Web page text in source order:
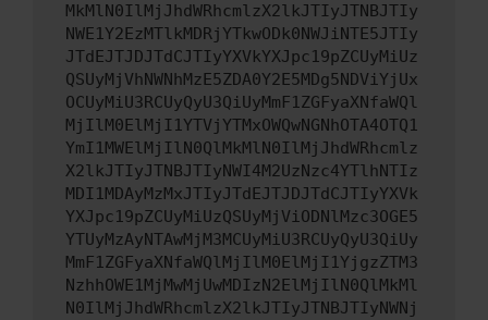
MkMlN0IlMjJhdWRhcmlzX2lkJTIyJTNBJTIy
NWE1Y2EzMTlkMDRjYTkwODk0NWJiNTE5JTIy
JTdEJTJDJTdCJTIyYXVkYXJpc19pZCUyMiUz
QSUyMjVhNWNhMzE5ZDA0Y2E5MDg5NDViYjUx
OCUyMiU3RCUyQyU3QiUyMmF1ZGFyaXNfaWQl
MjIlM0ElMjI1YTVjYTMxOWQwNGNhOTA4OTQ1
YmI1MWElMjIlN0QlMkMlN0IlMjJhdWRhcmlz
X2lkJTIyJTNBJTIyNWI4M2UzNzc4YTlhNTIz
MDI1MDAyMzMxJTIyJTdEJTJDJTdCJTIyYXVk
YXJpc19pZCUyMiUzQSUyMjViODNlMzc3OGE5
YTUyMzAyNTAwMjM3MCUyMiU3RCUyQyU3QiUy
MmF1ZGFyaXNfaWQlMjIlM0ElMjI1YjgzZTM3
NzhhOWE1MjMwMjUwMDIzN2ElMjIlN0QlMkMl
N0IlMjJhdWRhcmlzX2lkJTIyJTNBJTIyNWNj